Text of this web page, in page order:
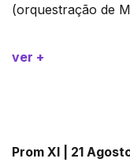
(orquestração de
ver +
Prom XI | 21